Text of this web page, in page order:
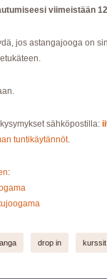
viimeistään
jos astangajooga on
sähköpostilla:
tuntikäytännöt.
:
drop in kurssit